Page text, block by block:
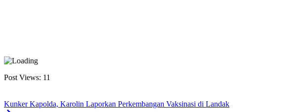
Post Views: 11
Kunker Kapolda, Karolin Laporkan Perkembangan Vaksinasi di Landak